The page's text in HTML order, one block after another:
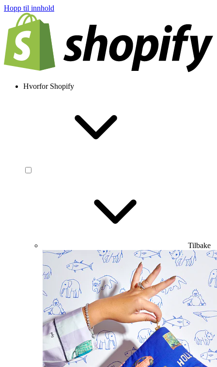
Hopp til innhold
Hvorfor Shopify
Tilbake